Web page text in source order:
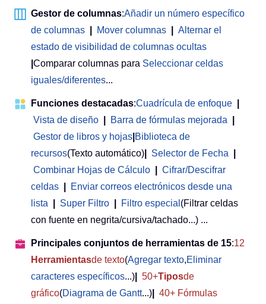
Gestor de columnas:Añadir un número específico
de columnas
Mover columnas
Alternar el
estado de visibilidad de columnas ocultas
Comparar columnas para Seleccionar celdas
iguales/diferentes...
Funciones destacadas:Cuadrícula de enfoque
Vista de diseño
Barra de fórmulas mejorada
Gestor de libros y hojas Biblioteca de
recursos(Texto automático) Selector de Fecha
Combinar Hojas de Cálculo
Cifrar/Descifrar
celdas
Enviar correos electrónicos desde una
lista
Super Filtro Filtro especial (Filtrar celdas
con fuente en negrita/cursiva/tachado...) ...
Principales conjuntos de herramientas de 15:12
Herramientasde texto(Agregar texto,Eliminar
caracteres específicos...) 50+Tiposde
gráfico(Diagrama de Gantt...)
40+ Fórmulas